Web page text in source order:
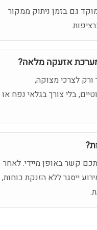
גם בזמן ניתוק ממקור
אזעקה מלאה?
ורק לצרכי מצוקה,
בלי צורך בגלאי נפח או
קשר באופן מיידי. לאחר
ייסגר ללא הזנקת כוחות,